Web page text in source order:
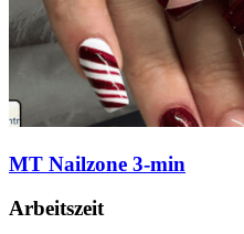
MT Nailzone 3-min
Arbeitszeit